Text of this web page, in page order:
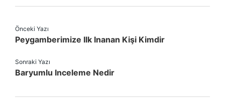
Önceki Yazı
Peygamberimize Ilk Inanan Kişi Kimdir
Sonraki Yazı
Baryumlu Inceleme Nedir